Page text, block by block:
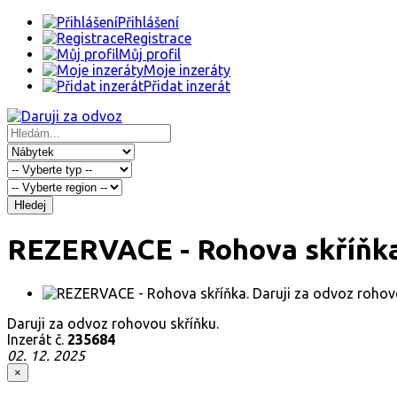
Přihlášení
Registrace
Můj profil
Moje inzeráty
Přidat inzerát
Hledej
REZERVACE - Rohova
Daruji za odvoz rohovou skříňku.
Inzerát č. 235684
02. 12. 2025
×